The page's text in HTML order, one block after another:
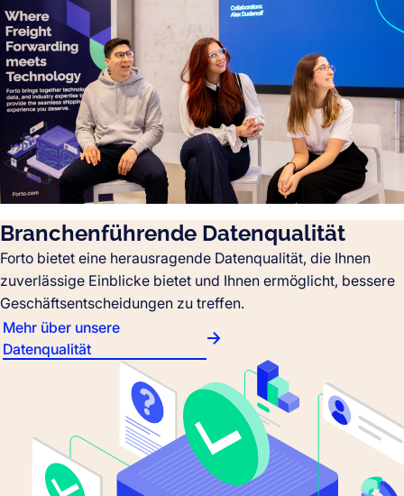
Branchenführende Datenqualität
Forto bietet eine herausragende Datenqualität, die Ihnen
zuverlässige Einblicke bietet und Ihnen ermöglicht, bessere
Geschäftsentscheidungen zu treffen.
Mehr über unsere
Datenqualität